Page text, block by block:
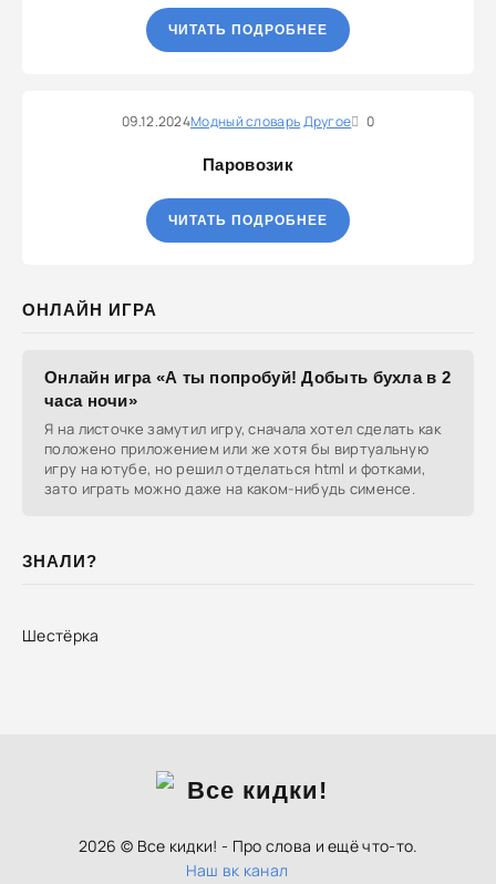
ЧИТАТЬ ПОДРОБНЕЕ
09.12.2024Модный словарьДругое 0
Паровозик
ЧИТАТЬ ПОДРОБНЕЕ
ОНЛАЙН ИГРА
Онлайн игра «А ты попробуй! Добыть бухла в 2
часа ночи»
Я на листочке замутил игру, сначала хотел сделать как
положено приложением или же хотя бы виртуальную
игру на ютубе, но решил отделаться html и фотками,
зато играть можно даже на каком-нибудь сименсе.
ЗНАЛИ?
Шестёрка
2026 © Все кидки! - Про слова и ещё что-то.
Наш вк канал